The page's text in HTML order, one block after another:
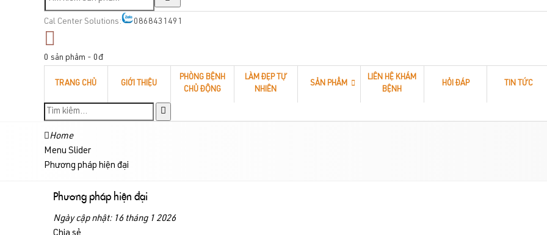
Cal Center Solutions: 0868431491
0 sản phẩm - 0đ
TRANG CHỦ GIỚI THIỆU
PHÒNG BỆNH
CHỦ ĐỘNG
LÀM ĐẸP TỰ
NHIÊN
SẢN PHẨM
LIÊN HỆ KHÁM
BỆNH
HỎI ĐÁP TIN TỨC
Home
Menu Slider
Phương pháp hiện đại
Phương pháp hiện đại
Ngày cập nhật: 16 tháng 1 2026